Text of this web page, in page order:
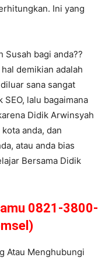
Ini yang
Susah bagi anda??
demikian adalah
sana sangat
lalu bagaimana
Didik Arwinsyah
anda, dan
atau anda bias
Bersama Didik
0821-3800-
Atau Menghubungi